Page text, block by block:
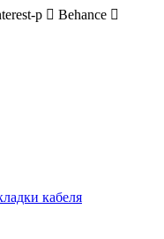
p
Behance
кабеля